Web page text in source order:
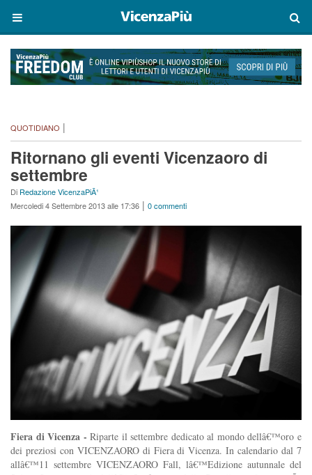
QUOTIDIANO |
Ritornano gli eventi Vicenzaoro di
settembre
Di Redazione VicenzaPiÃ¹
Mercoledi 4 Settembre 2013 alle 17:36 | 0 commenti
Fiera di Vicenza - Riparte il settembre dedicato al mondo dellâ€™oro e
dei preziosi con VICENZAORO di Fiera di Vicenza. In calendario dal 7
allâ€™11 settembre VICENZAORO Fall, lâ€™Edizione autunnale del